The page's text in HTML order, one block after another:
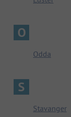
O
Odda
S
Stavanger